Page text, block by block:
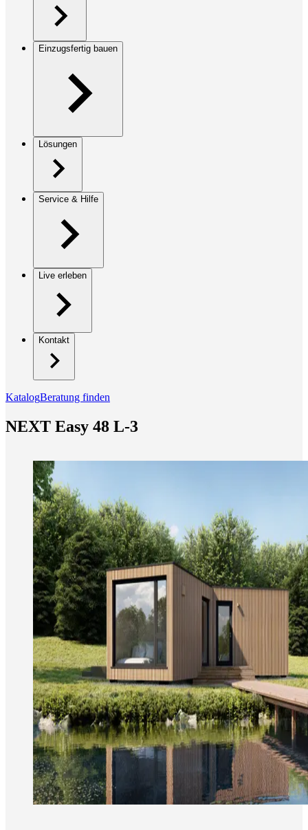
Einzugsfertig bauen
Lösungen
Service & Hilfe
Live erleben
Kontakt
KatalogBeratung finden
NEXT Easy 48 L-3